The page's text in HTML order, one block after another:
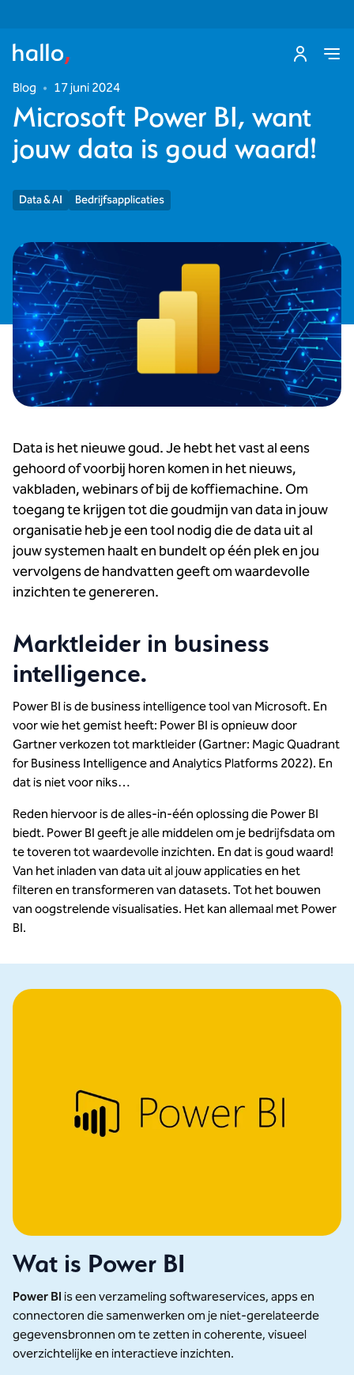
Blog • 17 juni 2024
Microsoft Power BI, want
jouw data is goud waard!
Data & AI Bedrijfsapplicaties
Data is het nieuwe goud. Je hebt het vast al eens
gehoord of voorbij horen komen in het nieuws,
vakbladen, webinars of bij de koffiemachine. Om
toegang te krijgen tot die goudmijn van data in jouw
organisatie heb je een tool nodig die de data uit al
jouw systemen haalt en bundelt op één plek en jou
vervolgens de handvatten geeft om waardevolle
inzichten te genereren.
Marktleider in business
intelligence.
Power BI is de business intelligence tool van Microsoft. En
voor wie het gemist heeft: Power BI is opnieuw door
Gartner verkozen tot marktleider (Gartner: Magic Quadrant
for Business Intelligence and Analytics Platforms 2022). En
dat is niet voor niks…
Reden hiervoor is de alles-in-één oplossing die Power BI
biedt. Power BI geeft je alle middelen om je bedrijfsdata om
te toveren tot waardevolle inzichten. En dat is goud waard!
Van het inladen van data uit al jouw applicaties en het
filteren en transformeren van datasets. Tot het bouwen
van oogstrelende visualisaties. Het kan allemaal met Power
BI.
Wat is Power BI
Power BI is een verzameling softwareservices, apps en
connectoren die samenwerken om je niet-gerelateerde
gegevensbronnen om te zetten in coherente, visueel
overzichtelijke en interactieve inzichten.